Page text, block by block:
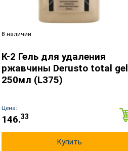
В наличии
К-2 Гель для удаления
ржавчины Derusto total gel
250мл (L375)
Цена:
146.33
Купить